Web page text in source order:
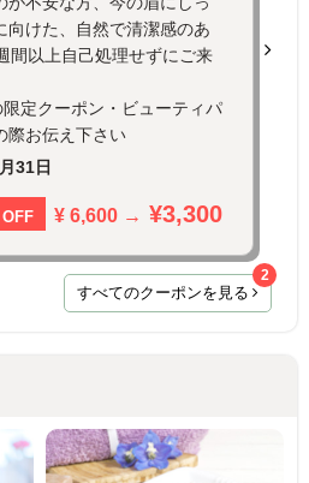
向けた、自然で清潔感のあ
間以上自己処理せずにご来
定クーポン・ビューティパ
際お伝え下さい
31日
OFF ¥ 6,600 → ¥3,300
すべてのクーポンを見る
2